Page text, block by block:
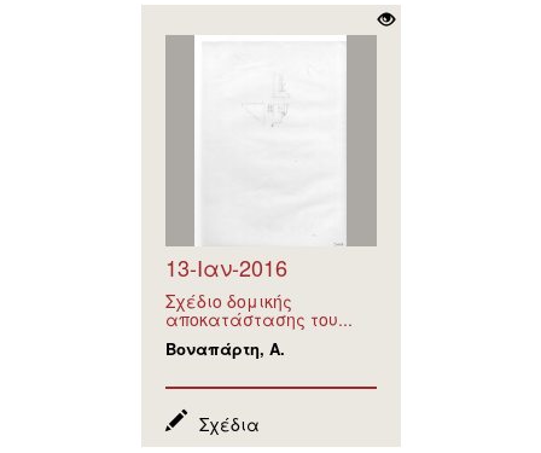
13-Ιαν-2016
Σχέδιο δομικής
αποκατάστασης του...
Βοναπάρτη, Α.
Σχέδια